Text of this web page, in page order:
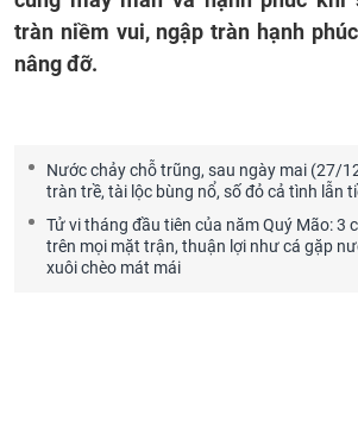
tràn niềm vui, ngập tràn hạnh
nâng đỡ.
Nước chảy chỗ trũng, sau ngày mai (27/
tràn trề, tài lộc bùng nổ, số đỏ cả tình lẫn
Tử vi tháng đầu tiên của năm Quý Mão: 3
trên mọi mặt trận, thuận lợi như cá gặp
xuôi chèo mát mái